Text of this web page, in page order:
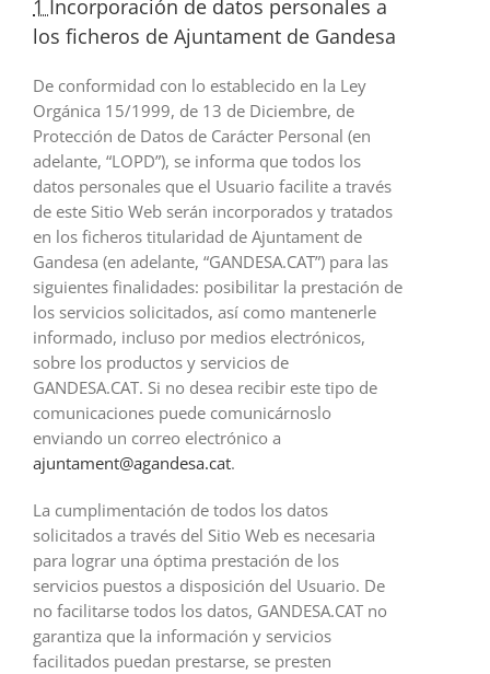
1 Incorporación de datos personales a
los ficheros de Ajuntament de Gandesa
De conformidad con lo establecido en la Ley
Orgánica 15/1999, de 13 de Diciembre, de
Protección de Datos de Carácter Personal (en
adelante, “LOPD”), se informa que todos los
datos personales que el Usuario facilite a través
de este Sitio Web serán incorporados y tratados
en los ficheros titularidad de Ajuntament de
Gandesa (en adelante, “GANDESA.CAT”) para las
siguientes finalidades: posibilitar la prestación de
los servicios solicitados, así como mantenerle
informado, incluso por medios electrónicos,
sobre los productos y servicios de
GANDESA.CAT. Si no desea recibir este tipo de
comunicaciones puede comunicárnoslo
enviando un correo electrónico a
ajuntament@agandesa.cat.
La cumplimentación de todos los datos
solicitados a través del Sitio Web es necesaria
para lograr una óptima prestación de los
servicios puestos a disposición del Usuario. De
no facilitarse todos los datos, GANDESA.CAT no
garantiza que la información y servicios
facilitados puedan prestarse, se presten